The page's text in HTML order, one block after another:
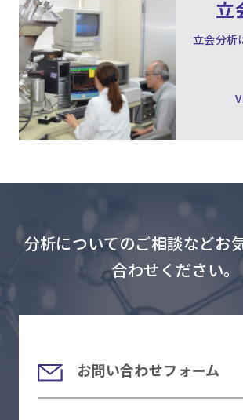
立
立会分析
分析についてのご相談などお
合わせください。
お問い合わせフォーム